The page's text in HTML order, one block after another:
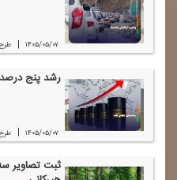
۱۴۰۵/۰۵/۰۷ |
رشد پنج
۱۴۰۵/۰۵/۰۷ |
ثبت تصاویر